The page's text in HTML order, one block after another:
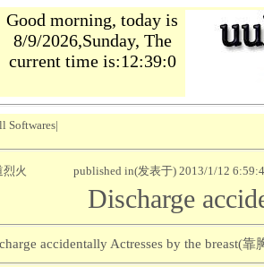
Good morning, today is
8/9/2026,Sunday, The
current time is:12:39:2
Softwares|
烈火 published in(发表于) 2013/1/12
Discharge
accidentally Actresses by the breast(